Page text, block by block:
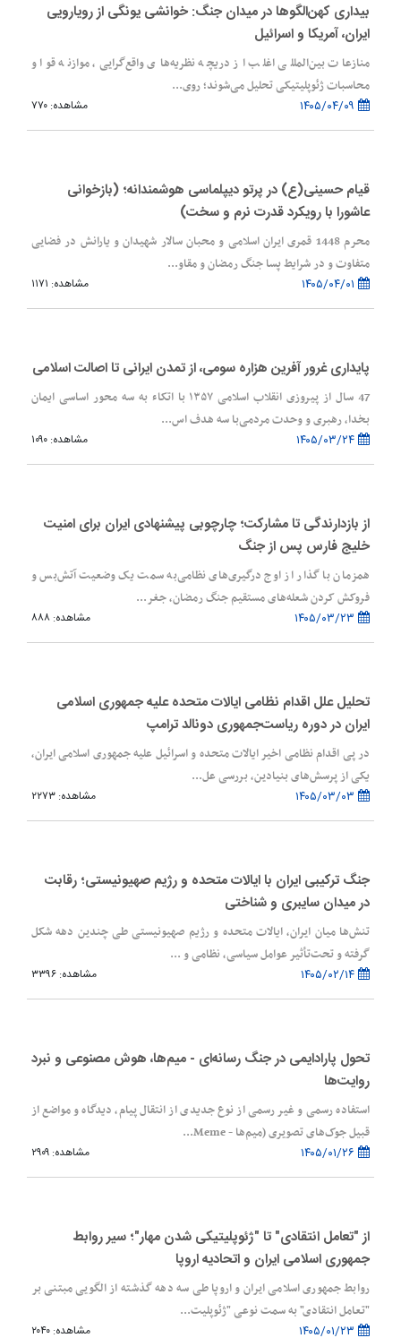
بیداری کهن‌الگوها در میدان جنگ: خوانشی یونگی از رویارویی
ایران، آمریکا و اسرائیل
منازعات بین‌المللی اغلب از دریچه نظریه‌های واقع‌گرایی، موازنه قوا و
محاسبات ژئوپلیتیکی تحلیل می‌شوند؛ روی...
مشاهده: ۷۷۰
قیام حسینی(ع) در پرتو دیپلماسی هوشمندانه؛ (بازخوانی
عاشورا با رویکرد قدرت نرم و سخت)
محرم 1448 قمری ایران اسلامی و محبان سالار شهیدان و یارانش در فضایی
متفاوت و در شرایط پسا جنگ رمضان و مقاو...
مشاهده: ۱۱۷۱
پایداری غرور آفرین هزاره سومی، از تمدن ایرانی تا اصالت اسلامی
47 سال از پیروزی انقلاب اسلامی ۱۳۵۷ با اتکاء به سه محور اساسی ایمان
بخدا، رهبری و وحدت مردمی‌با سه هدف اس...
مشاهده: ۱۰۹۰
از بازدارندگی تا مشارکت؛ چارچوبی پیشنهادی ایران برای امنیت
خلیج فارس پس از جنگ
همزمان با گذار از اوج درگیری‌های نظامی‌به سمت یک وضعیت آتش‌بس و
فروکش کردن شعله‌های مستقیم جنگ رمضان، جغر...
مشاهده: ۸۸۸
تحلیل علل اقدام نظامی ایالات متحده علیه جمهوری اسلامی
ایران در دوره ریاست‌جمهوری دونالد ترامپ
در پی اقدام نظامی اخیر ایالات متحده و اسرائیل علیه جمهوری اسلامی ایران،
یکی از پرسش‌های بنیادین، بررسی عل...
مشاهده: ۲۲۷۳
جنگ ترکیبی ایران با ایالات متحده و رژیم صهیونیستی؛ رقابت
در میدان سایبری و شناختی
تنش‌ها میان ایران، ایالات متحده و رژیم صهیونیستی طی چندین دهه شکل
گرفته و تحت‌تأثیر عوامل سیاسی، نظامی و ...
مشاهده: ۳۳۹۶
تحول پارادایمی در جنگ رسانه‌ای - میم‌ها، هوش مصنوعی و نبرد
روایت‌ها
استفاده رسمی و غیر رسمی از نوع جدیدی از انتقال پیام، دیدگاه و مواضع از
قبیل جوک‌های تصویری (میم‌ها - Meme...
مشاهده: ۲۹۰۹
از "تعامل انتقادی" تا "ژئوپلیتیکی شدن مهار"؛ سیر روابط
جمهوری اسلامی ایران و اتحادیه اروپا
روابط جمهوری اسلامی ایران و اروپا طی سه دهه گذشته از الگویی مبتنی بر
"تعامل انتقادی" به سمت نوعی "ژئوپلیت...
مشاهده: ۲۰۴۰